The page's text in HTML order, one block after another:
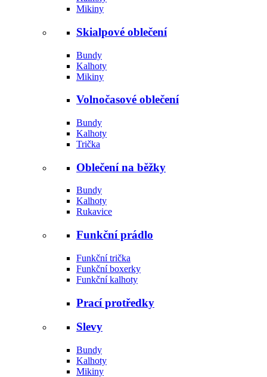
Mikiny
Skialpové oblečení
Bundy
Kalhoty
Mikiny
Volnočasové oblečení
Bundy
Kalhoty
Trička
Oblečení na běžky
Bundy
Kalhoty
Rukavice
Funkční prádlo
Funkční trička
Funkční boxerky
Funkční kalhoty
Prací protředky
Slevy
Bundy
Kalhoty
Mikiny